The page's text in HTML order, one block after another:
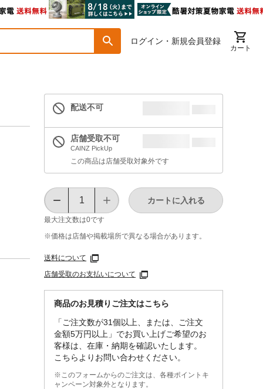
ログイン・新規会員登録
カート
配送不可
店舗受取不可
CAINZ PickUp
この商品は店舗受取対象外です
最大注文数は0です
カートに入れる
※価格は​店舗や​掲載場所で​異なる​場合が​あります。
送料について
店舗受取のお支払いについて
商品のお見積りご注文はこちら
「ご注文数が31個以上、または、ご注文
金額5万円以上」でお買い上げご希望のお
客様は、在庫・納期を確認いたします。
こちらよりお問い合わせください。
※このフォームからのご注文は、各種ポイントキ
ャンペーン対象外となります。